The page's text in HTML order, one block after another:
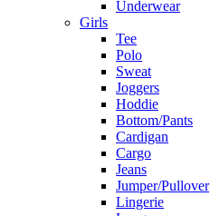
Underwear
Girls
Tee
Polo
Sweat
Joggers
Hoddie
Bottom/Pants
Cardigan
Cargo
Jeans
Jumper/Pullover
Lingerie